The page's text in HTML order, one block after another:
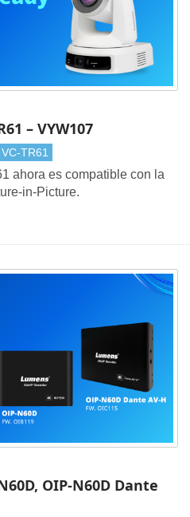
– VYW107
VC-TR61
ahora es compatible con la
in-Picture.
OIP-N60D Dante